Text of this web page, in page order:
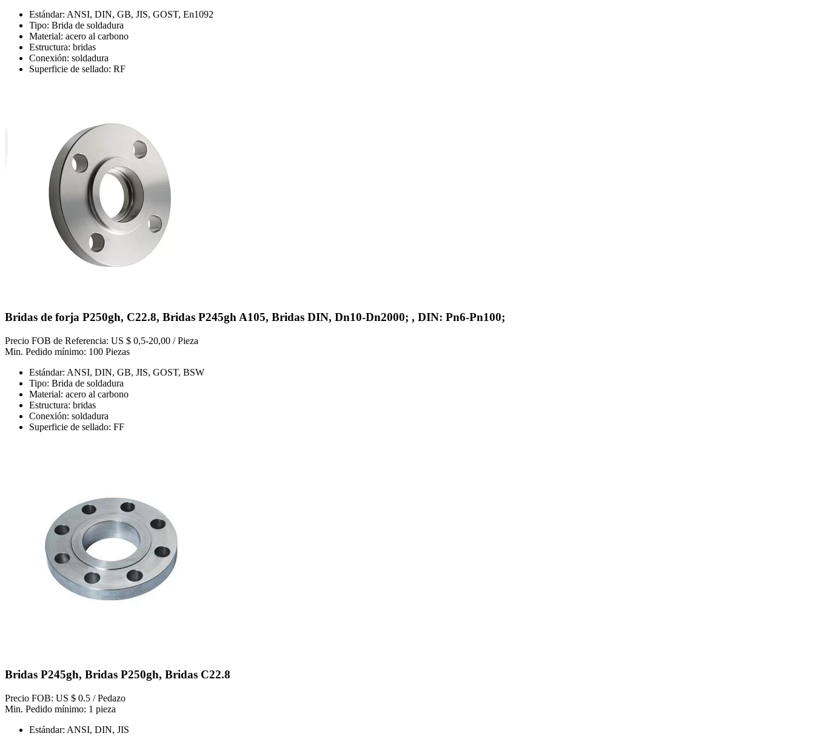
Estándar: ANSI, DIN, GB, JIS, GOST, En1092
Tipo: Brida de soldadura
Material: acero al carbono
Estructura: bridas
Conexión: soldadura
Superficie de sellado: RF
Bridas de forja P250gh, C22.8, Bridas P245gh A105, Bridas DIN, Dn10-Dn2000; , DIN: Pn6-Pn100;
Precio FOB de Referencia: US $ 0,5-20,00 / Pieza
Min. Pedido mínimo: 100 Piezas
Estándar: ANSI, DIN, GB, JIS, GOST, BSW
Tipo: Brida de soldadura
Material: acero al carbono
Estructura: bridas
Conexión: soldadura
Superficie de sellado: FF
Bridas P245gh, Bridas P250gh, Bridas C22.8
Precio FOB: US $ 0.5 / Pedazo
Min. Pedido mínimo: 1 pieza
Estándar: ANSI, DIN, JIS